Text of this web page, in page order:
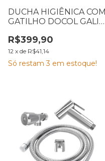
DUCHA HIGIÊNICA COM
GATILHO DOCOL GALI
R$399,90
12 x de R$41,14
Só restam3 em estoque!